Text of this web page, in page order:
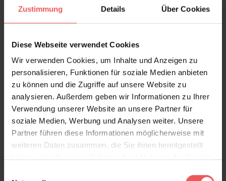
Zustimmung Details Über Cookies
Diese Webseite verwendet Cookies
Wir verwenden Cookies, um Inhalte und Anzeigen zu
personalisieren, Funktionen für soziale Medien anbieten
zu können und die Zugriffe auf unsere Website zu
analysieren. Außerdem geben wir Informationen zu Ihrer
Verwendung unserer Website an unsere Partner für
soziale Medien, Werbung und Analysen weiter. Unsere
Partner führen diese Informationen möglicherweise mit
weiteren Daten zusammen, die Sie ihnen bereitgestellt
Irena, col. 18